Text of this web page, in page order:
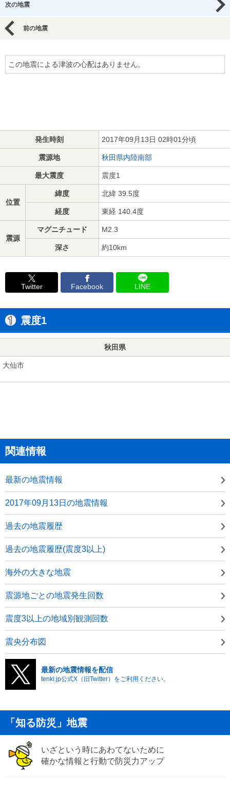
次の地震
前の地震
この地震による津波の心配はありません。
発生時刻 2017年09月13日 02時01分頃
震源地 秋田県内陸南部
最大震度 震度1
位置
緯度 北緯 39.5度
経度 東経 140.4度
震源
マグニチュード M2.3
深さ 約10km
Twitter Facebook LINE
震度1
秋田県
大仙市
関連情報
最新の地震情報
2017年09月13日の地震情報
過去の地震履歴
過去の地震履歴(震度3以上)
海外の大きな地震
震源地ごとの地震発生回数
震度3以上の地域別観測回数
震央分布図
最新の地震情報を配信
tenki.jp公式X（旧Twitter）をご利用ください。
「知る防災」地震
いざという時にあわてないために
確かな情報と行動で防災力アップ